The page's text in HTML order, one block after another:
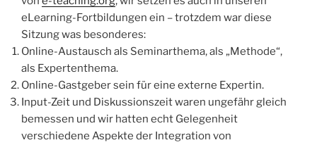
eLearning-Fortbildungen ein – trotzdem war diese
Sitzung was besonderes:
Online-Austausch als Seminarthema, als „Methode“,
als Expertenthema.
Online-Gastgeber sein für eine externe Expertin.
Input-Zeit und Diskussionszeit waren ungefähr gleich
bemessen und wir hatten echt Gelegenheit
verschiedene Aspekte der Integration von